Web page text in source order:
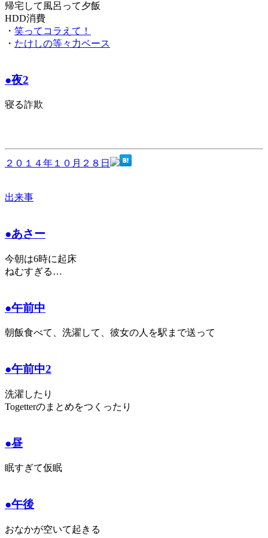
帰宅して風呂って夕飯
HDD消費
・ 笑ってコラえて！
・ たけしの等々力ベース
●夜2
寝る詐欺
２０１４年１０月２８日
出来事
●あさー
今朝は6時に起床
ねむすぎる…
●午前中
朝飯食べて、洗濯して、彼女の人を駅まで送って
●午前中2
洗濯したり
Togetterのまとめをつくったり
●昼
眠すぎて仮眠
●午後
おなかが空いて起きる